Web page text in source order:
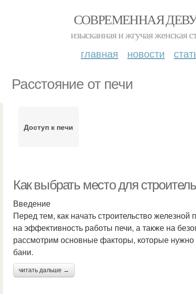
СОВРЕМЕННАЯ
изысканная и жгучая женская
главная новости
Расстояние от печи
Доступ к печи
Как выбрать место для
Введение
Перед тем, как начать строительство
на эффективность работы печи, а также на
рассмотрим основные факторы, которые нужно
бани.
читать дальше →